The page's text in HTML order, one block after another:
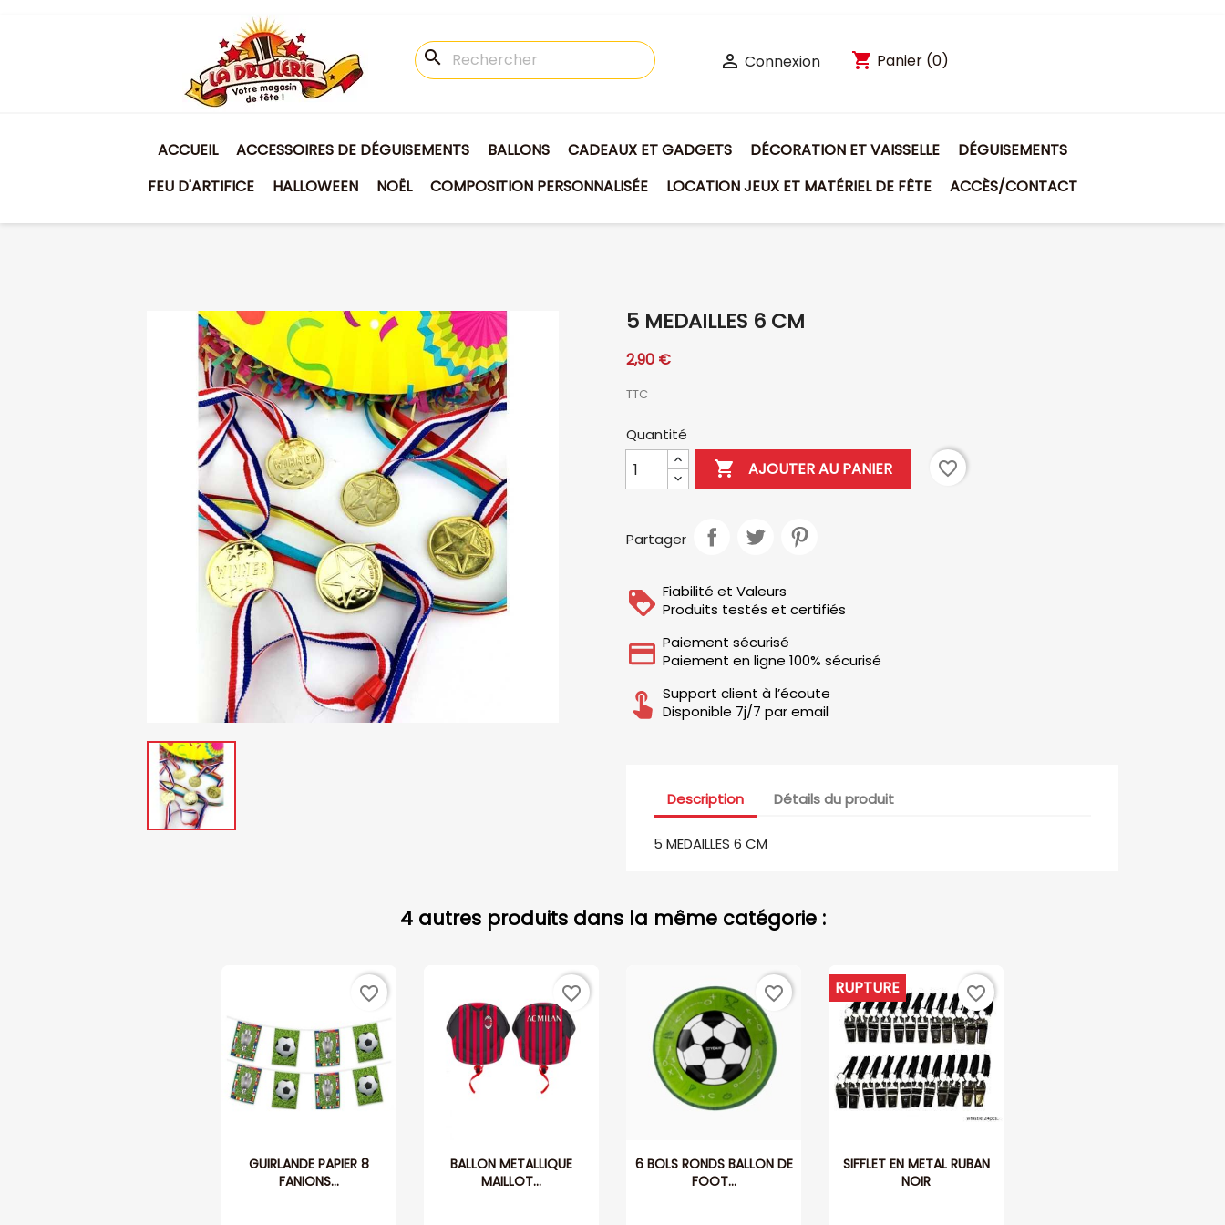
search  Connexion shopping_cart Panier (0)
ACCUEIL ACCESSOIRES DE DÉGUISEMENTS BALLONS CADEAUX ET GADGETS DÉCORATION ET VAISSELLE
DÉGUISEMENTS
FEU D'ARTIFICE
HALLOWEEN NOËL COMPOSITION PERSONNALISÉE LOCATION JEUX ET MATÉRIEL DE FÊTE ACCÈS/CONTACT
5 MEDAILLES 6 CM
2,90 €
TTC
Quantité
 AJOUTER AU PANIER favorite_border
Partager
Fiabilité et Valeurs
Produits testés et certifiés
Paiement sécurisé
Paiement en ligne 100% sécurisé
Support client à l’écoute
Disponible 7j/7 par email
Description Détails du produit
5 MEDAILLES 6 CM
4 autres produits dans la même catégorie :
GUIRLANDE PAPIER 8
FANIONS...
favorite_border
BALLON METALLIQUE
MAILLOT...
favorite_border
6 BOLS RONDS BALLON DE
FOOT...
favorite_border
SIFFLET EN METAL RUBAN
NOIR
RUPTURE favorite_border